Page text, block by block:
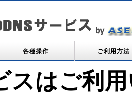
各種操作 ご利用方法
スはご利